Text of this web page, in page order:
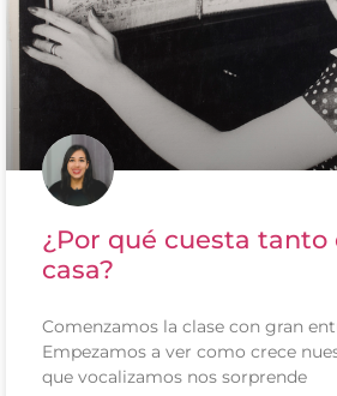
¿Por qué cuesta tanto
casa?
Comenzamos la clase con gran
Empezamos a ver como crece
que vocalizamos nos sorprende